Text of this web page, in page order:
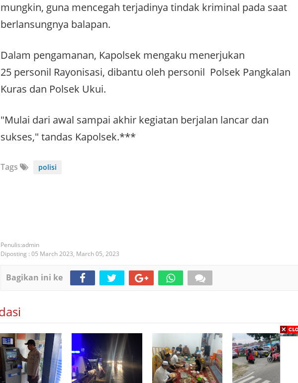
mungkin, guna mencegah terjadinya tindak kriminal pada saat
berlansungnya balapan.
Dalam pengamanan, Kapolsek mengaku menerjukan
25 personil Rayonisasi, dibantu oleh personil Polsek Pangkalan
Kuras dan Polsek Ukui.
"Mulai dari awal sampai akhir kegiatan berjalan lancar dan
sukses," tandas Kapolsek.***
Tags polisi
admin
Diposting : 05 March 2023, March 05, 2023
Bagikan ini ke